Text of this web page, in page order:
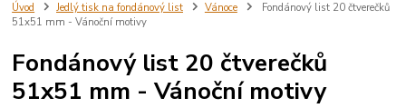
Úvod Jedlý tisk na fondánový list Vánoce
Fondánový list 20 čtverečků
51x51 mm - Vánoční motivy
Fondánový list 20 čtverečků
51x51 mm - Vánoční motivy